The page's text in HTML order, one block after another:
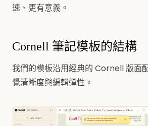
速、更有意義。
Cornell 筆記模板的結構
我們的模板沿用經典的 Cornell 版面
覺清晰度與編輯彈性。